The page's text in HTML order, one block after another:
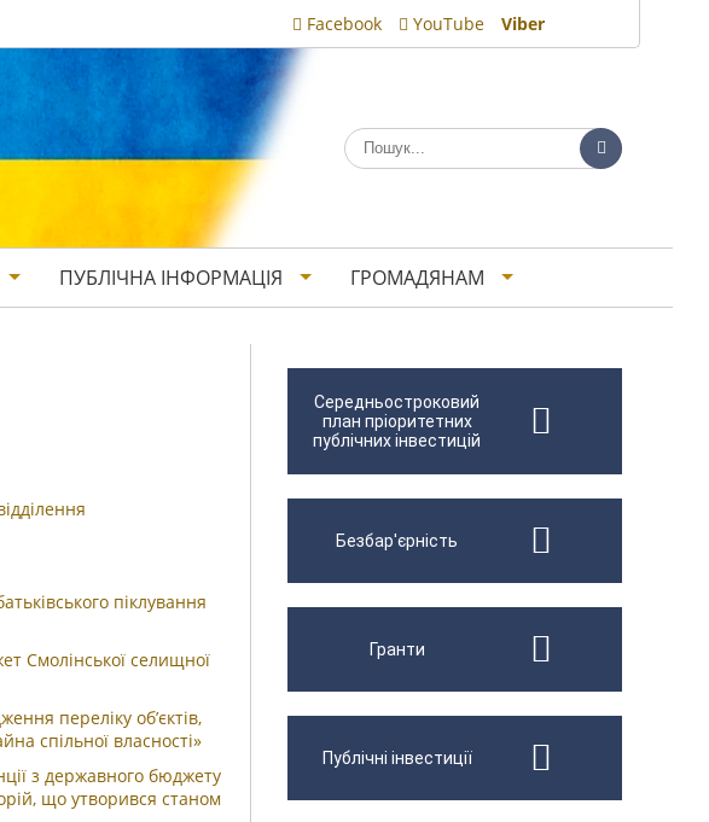
Facebook YouTube Viber
ПУБЛІЧНА ІНФОРМАЦІЯ ГРОМАДЯНАМ
піклування
Смолінської селищної
переліку об’єктів,
спільної власності»
з державного бюджету
що утворився станом
Середньостроковий
план пріоритетних
публічних інвестицій
Безбар'єрність
Гранти
Публічні інвестиції